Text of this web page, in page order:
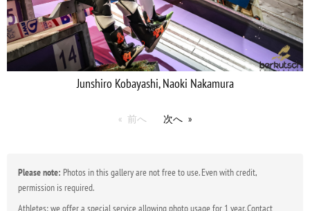
Junshiro Kobayashi, Naoki Nakamura
前へ 次へ
Please note: Photos in this gallery are not free to use. Even with credit,
permission is required.
Athletes: we offer a special service allowing photo usage for 1 year. Contact